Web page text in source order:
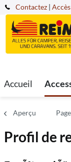
Contactez |
Accueil
Aperçu
Profil de